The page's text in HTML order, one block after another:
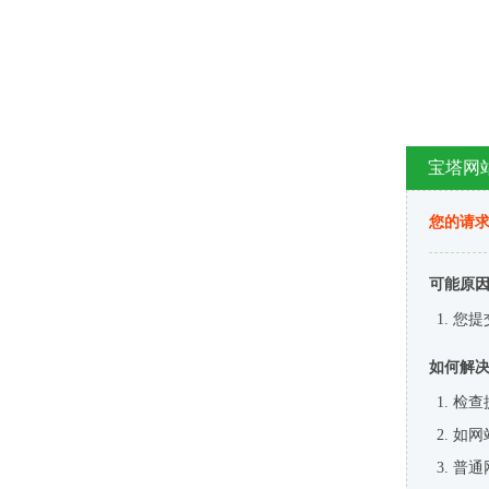
宝塔网
您的请
可能原
您提
如何解
检查
如网
普通